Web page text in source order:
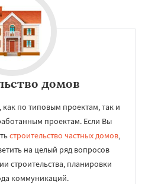
домов
по типовым проектам, так и
проектам. Если Вы
строительство частных домов,
на целый ряд вопросов
строительства, планировки
коммуникаций.